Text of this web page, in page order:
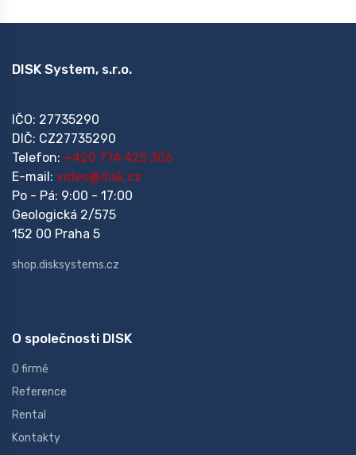
DISK System, s.r.o.
IČO: 27735290
DIČ: CZ27735290
Telefon: +420 774 425 306
E-mail: video@disk.cz
Po - Pá: 9:00 - 17:00
Geologická 2/575
152 00 Praha 5
shop.disksystems.cz
O společnosti DISK
O firmě
Reference
Rental
Kontakty